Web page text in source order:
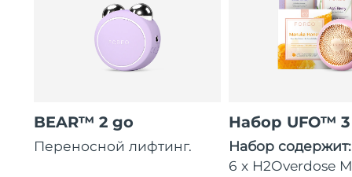
BEAR™ 2 go
Переносной лифтинг.
Набор UFO™ 3
Набор
6 x H2Overdose